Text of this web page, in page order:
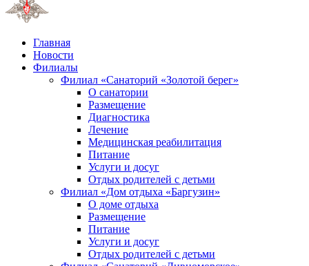
Главная
Новости
Филиалы
Филиал «Санаторий «Золотой берег»
О санатории
Размещение
Диагностика
Лечение
Медицинская реабилитация
Питание
Услуги и досуг
Отдых родителей с детьми
Филиал «Дом отдыха «Баргузин»
О доме отдыха
Размещение
Питание
Услуги и досуг
Отдых родителей с детьми